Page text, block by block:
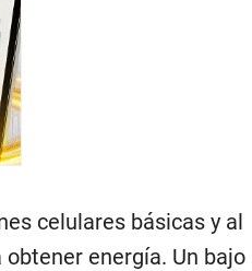
celulares básicas y al
energía. Un bajo